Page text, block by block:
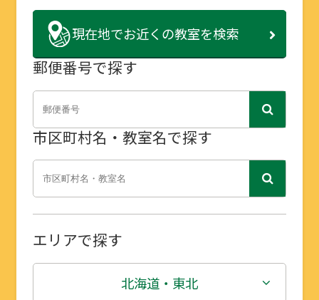
現在地でお近くの教室を検索
郵便番号で探す
市区町村名・教室名で探す
エリアで探す
北海道・東北